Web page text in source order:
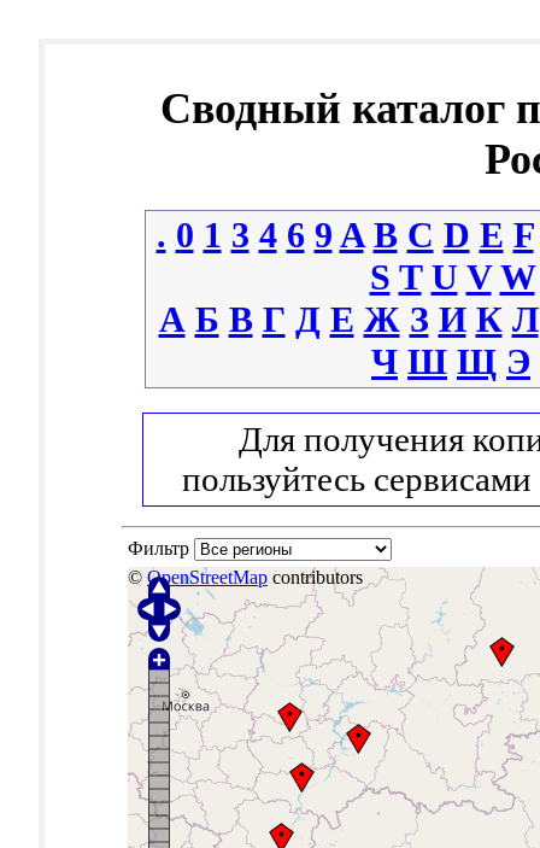
Сводный каталог
. 0 1 3 4 6 9 A B C D E F
S T U V W
А Б В Г Д Е Ж З И К Л
Ч Ш Щ Э
Для получения
пользуйтесь сервисами
Фильтр
© OpenStreetMap contributors